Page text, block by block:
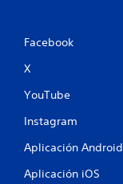
Facebook
X
YouTube
Instagram
Aplicación Android
Aplicación iOS